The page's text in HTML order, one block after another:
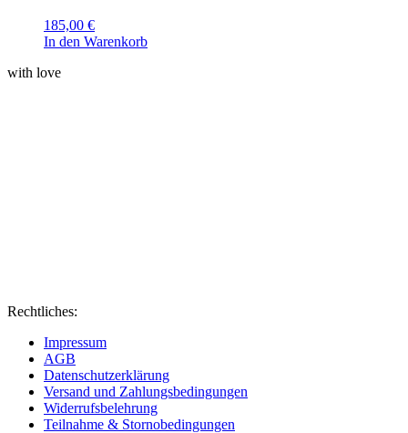
185,00 €
In den Warenkorb
with love
Rechtliches:
Impressum
AGB
Datenschutzerklärung
Versand und Zahlungsbedingungen
Widerrufsbelehrung
Teilnahme & Stornobedingungen